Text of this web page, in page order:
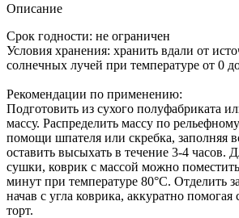
Описание
Срок годности: не ограничен
Условия хранения: хранить вдали от
солнечных лучей при температуре от 0
Рекомендации по применению:
Подготовить из сухого полуфабриката
массу. Распределить массу по
помощи шпателя или скребка, заполняя
оставить высыхать в течение 3-4 часов.
сушки, коврик с массой можно
минут при температуре 80°C. Отделить
начав с угла коврика, аккуратно помогая
торт.